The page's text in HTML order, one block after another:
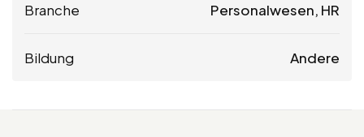
Branche Personalwesen, HR
Bildung Andere